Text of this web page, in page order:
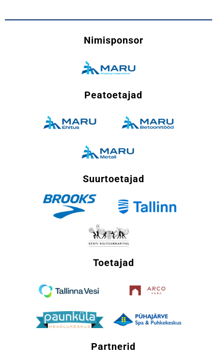
Nimisponsor
Peatoetajad
Suurtoetajad
Toetajad
Partnerid